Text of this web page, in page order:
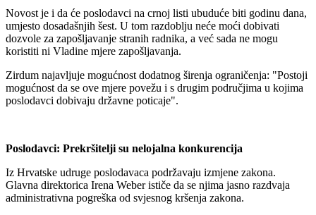
Novost je i da će poslodavci na crnoj listi ubuduće biti godinu dana,
umjesto dosadašnjih šest. U tom razdoblju neće moći dobivati
dozvole za zapošljavanje stranih radnika, a već sada ne mogu
koristiti ni Vladine mjere zapošljavanja.
Zirdum najavljuje mogućnost dodatnog širenja ograničenja: "Postoji
mogućnost da se ove mjere povežu i s drugim područjima u kojima
poslodavci dobivaju državne poticaje".
Poslodavci: Prekršitelji su nelojalna konkurencija
Iz Hrvatske udruge poslodavaca podržavaju izmjene zakona.
Glavna direktorica Irena Weber ističe da se njima jasno razdvaja
administrativna pogreška od svjesnog kršenja zakona.